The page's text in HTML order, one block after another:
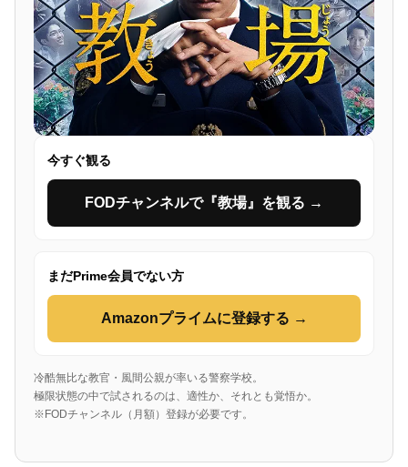
今すぐ観る
FODチャンネルで『教場』を観る →
まだPrime会員でない方
Amazonプライムに登録する →
冷酷無比な教官・風間公親が率いる警察学校。
極限状態の中で試されるのは、適性か、それとも覚悟か。
※FODチャンネル（月額）登録が必要です。